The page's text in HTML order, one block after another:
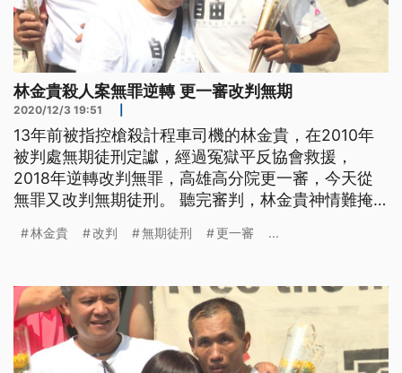
林金貴殺人案無罪逆轉 更一審改判無期
2020/12/3 19:51
13年前被指控槍殺計程車司機的林金貴，在2010年
被判處無期徒刑定讞，經過冤獄平反協會救援，
2018年逆轉改判無罪，高雄高分院更一審，今天從
無罪又改判無期徒刑。 聽完審判，林金貴神情難掩
他，卻在3日上午判決再度出現大逆轉，被關了9年的
期徒刑。 冤獄平反協會執行長羅士翔表示，「（林
金貴）非常低落，幾位曾經也經歷
林金貴 改判 無期徒刑 更一審 ...